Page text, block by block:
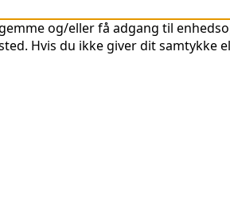
og/eller få adgang til
Hvis du ikke giver dit